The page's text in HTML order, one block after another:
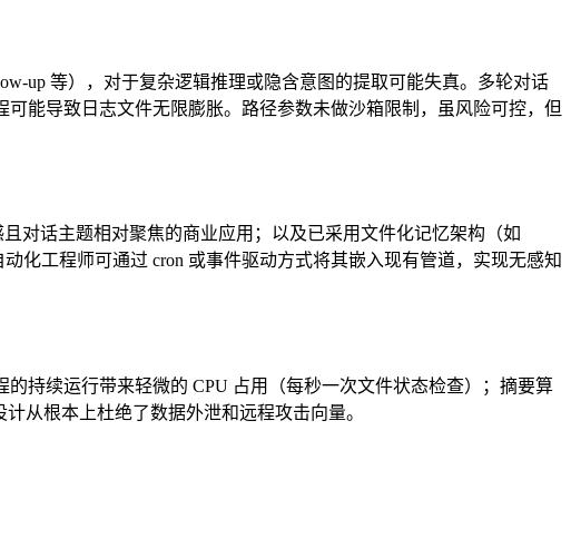
up 等），对于复杂逻辑推理或隐含意图的提取可能失真。多轮对话
能导致日志文件无限膨胀。路径参数未做沙箱限制，虽风险可控，但
对话主题相对聚焦的商业应用；以及已采用文件化记忆架构（如
化工程师可通过 cron 或事件驱动方式将其嵌入现有管道，实现无感知
持续运行带来轻微的 CPU 占用（每秒一次文件状态检查）；摘要算
从根本上杜绝了数据外泄和远程攻击向量。